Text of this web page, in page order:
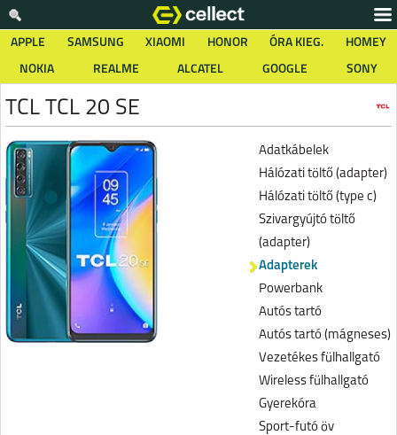
APPLE SAMSUNG XIAOMI HONOR ÓRA KIEG.
HOMEY
NOKIA
REALME ALCATEL GOOGLE SONY
TCL TCL 20 SE
Adatkábelek
Hálózati töltő (adapter)
Hálózati töltő (type c)
Szivargyújtó töltő
(adapter)
Adapterek
Powerbank
Autós tartó
Autós tartó (mágneses)
Vezetékes fülhallgató
Wireless fülhallgató
Gyerekóra
Sport-futó öv